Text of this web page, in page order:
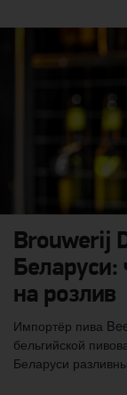
Brouwerij
Беларуси:
на розлив
Импортёр пива
бельгийской
Беларуси